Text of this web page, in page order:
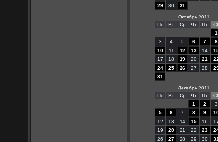
29
30 31
Октябрь 2011
Пн
Вт Ср Чт Пт
1
3
4 5 6 7
8
10
11 12 13 14
17
18 19 20 21
24
25 26 27 28
31
Декабрь 2011
Пн
Вт Ср Чт Пт
1
2
3
5
6 7 8 9
12
13 14 15 16
19
20 21 22 23
26
27 28 29 30